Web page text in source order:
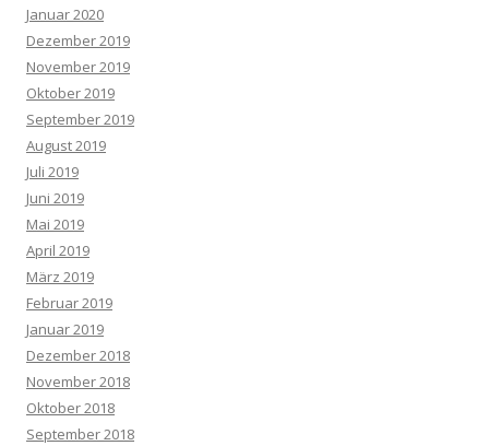
Januar 2020
Dezember 2019
November 2019
Oktober 2019
September 2019
August 2019
Juli 2019
Juni 2019
Mai 2019
April 2019
März 2019
Februar 2019
Januar 2019
Dezember 2018
November 2018
Oktober 2018
September 2018